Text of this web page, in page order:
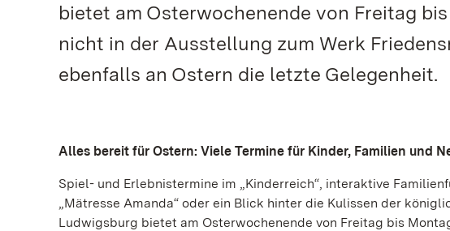
bietet am Osterwochenende von Freitag
nicht in der Ausstellung zum Werk
ebenfalls an Ostern die letzte Gelegenheit.
Alles bereit für Ostern: Viele Termine für Kinder, Familien und
Spiel- und Erlebnistermine im „Kinderreich“, interaktive
„Mätresse Amanda“ oder ein Blick hinter die Kulissen der
Ludwigsburg bietet am Osterwochenende von Freitag bis